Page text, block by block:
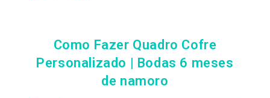
Como Fazer Quadro Cofre
Personalizado | Bodas 6 meses
de namoro